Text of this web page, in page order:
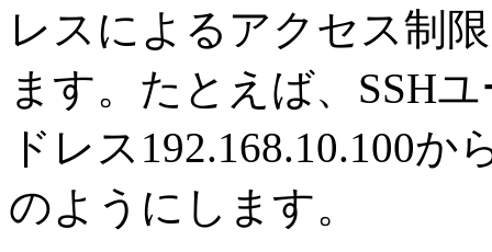
レスによるアクセス制
ます。たとえば、SSH
ドレス192.168.10.100
のようにします。